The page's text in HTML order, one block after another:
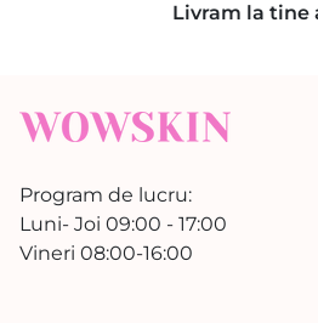
Livram la tine
Program de lucru:
Luni- Joi 09:00 - 17:00
Vineri 08:00-16:00